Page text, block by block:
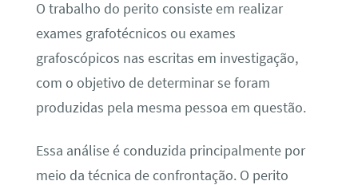
O trabalho do perito consiste em realizar
exames grafotécnicos ou exames
grafoscópicos nas escritas em investigação,
com o objetivo de determinar se foram
produzidas pela mesma pessoa em questão.
Essa análise é conduzida principalmente por
meio da técnica de confrontação. O perito